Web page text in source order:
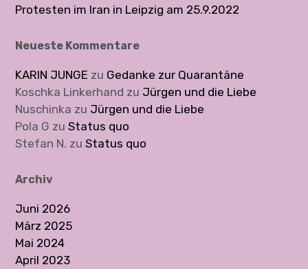
a
t
i
o
n
Protesten im Iran in Leipzig am 25.9.2022
Neueste Kommentare
KARIN JUNGE zu Gedanke zur Quarantäne
Koschka Linkerhand zu Jürgen und die Liebe
Nuschinka zu Jürgen und die Liebe
Pola G zuStatus quo
Stefan N. zuStatus quo
Archiv
Juni 2026
März 2025
Mai 2024
April 2023